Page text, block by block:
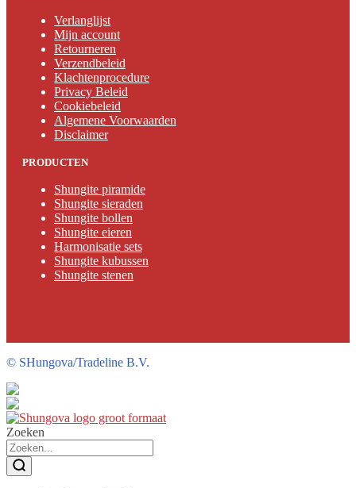
Verlanglijst
Mijn account
Retourneren
Verzendbeleid
Klachtenprocedure
Privacy Beleid
Cookiebeleid
Algemene Voorwaarden
Disclaimer
PRODUCTEN
Shungite piramide
Shungite sieraden
Shungite bollen
Shungite eieren
Harmonisatie sets
Shungite kubussen
Shungite stenen
© SHungova/Tradeline B.V.
Zoeken